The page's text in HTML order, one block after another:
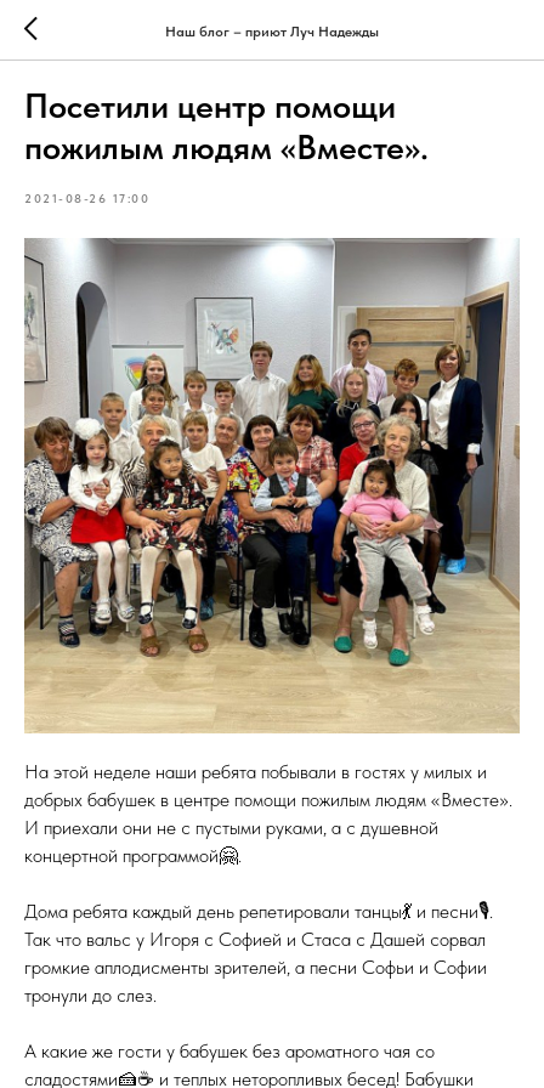
Наш блог – приют Луч Надежды
Посетили центр помощи
пожилым людям «Вместе».
2021-08-26 17:00
На этой неделе наши ребята побывали в гостях у милых и
добрых бабушек в центре помощи пожилым людям «Вместе».
И приехали они не с пустыми руками, а с душевной
концертной программой🤗.
Дома ребята каждый день репетировали танцы💃 и песни🎙.
Так что вальс у Игоря с Софией и Стаса с Дашей сорвал
громкие аплодисменты зрителей, а песни Софьи и Софии
тронули до слез.
А какие же гости у бабушек без ароматного чая со
сладостями🍰☕ и теплых неторопливых бесед! Бабушки